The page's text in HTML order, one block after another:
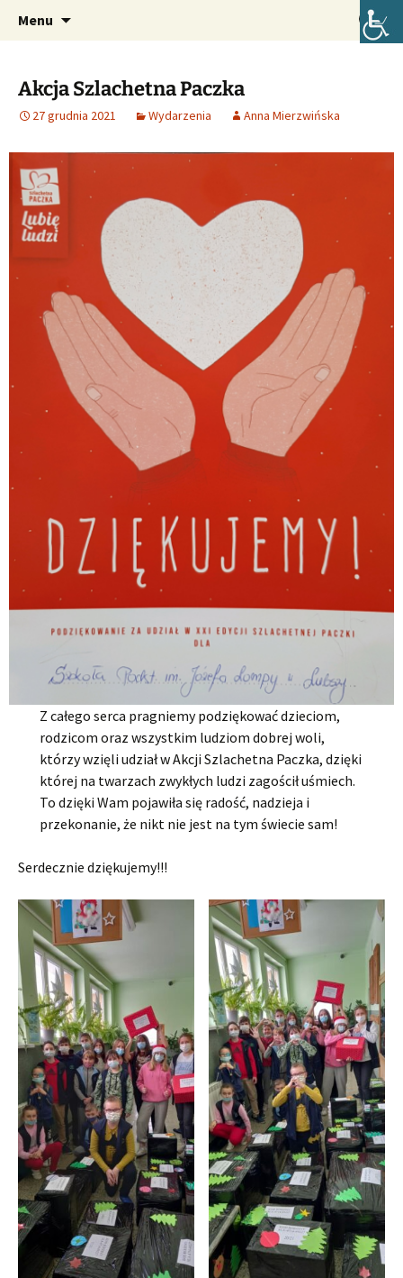
Szkoła Podstawowa im. Józefa
Lompy w Lubszy
Oficjalna strona internetowa szkoły.
Menu Szukaj:
Akcja Szlachetna Paczka
27 grudnia 2021 Wydarzenia Anna Mierzwińska
Z całego serca pragniemy podziękować dzieciom,
rodzicom oraz wszystkim ludziom dobrej woli,
którzy wzięli udział w Akcji Szlachetna Paczka, dzięki
której na twarzach zwykłych ludzi zagościł uśmiech.
To dzięki Wam pojawiła się radość, nadzieja i
przekonanie, że nikt nie jest na tym świecie sam!
Serdecznie dziękujemy!!!